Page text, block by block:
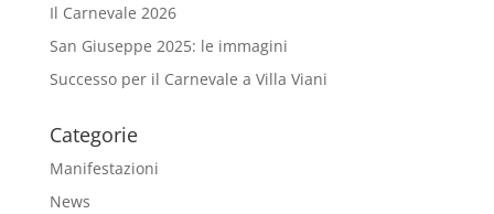
Il Carnevale 2026
San Giuseppe 2025: le immagini
Successo per il Carnevale a Villa Viani
Categorie
Manifestazioni
News